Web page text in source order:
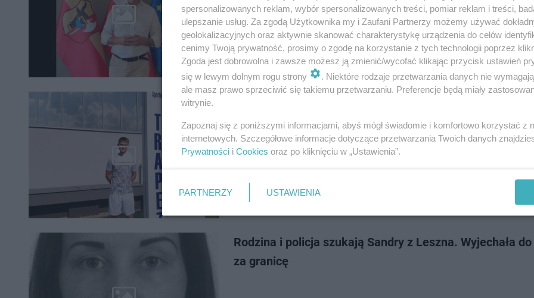
Malepszy dołącza Łotysz
Rodzina i policja szukają Sandry z Leszna. Wyjechała
za granicę
spersonalizowanych reklam, wybór spersonalizowanych treści, pomiar reklam i treści,
ulepszanie usług. Za zgodą Użytkownika my i Zaufani Partnerzy możemy używać
geolokalizacyjnych oraz aktywnie skanować charakterystykę urządzenia do celów
cenimy Twoją prywatność, prosimy o zgodę na korzystanie z tych technologii poprzez
Zgoda jest dobrowolna i zawsze możesz ją zmienić/wycofać klikając przycisk ustawień
się w lewym dolnym rogu strony
. Niektóre rodzaje przetwarzania danych nie
ale masz prawo sprzeciwić się takiemu przetwarzaniu. Preferencje będą miały
witrynie.
Zapoznaj się z poniższymi informacjami, abyś mógł świadomie i komfortowo korzystać z
internetowych. Szczegółowe informacje dotyczące przetwarzania Twoich danych
Prywatności i Cookies oraz po kliknięciu w „Ustawienia”.
PARTNERZY USTAWIENIA